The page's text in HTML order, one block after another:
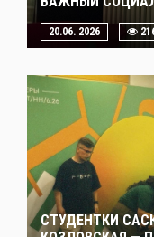
20.06. 2026
СТУДЕНТКИ